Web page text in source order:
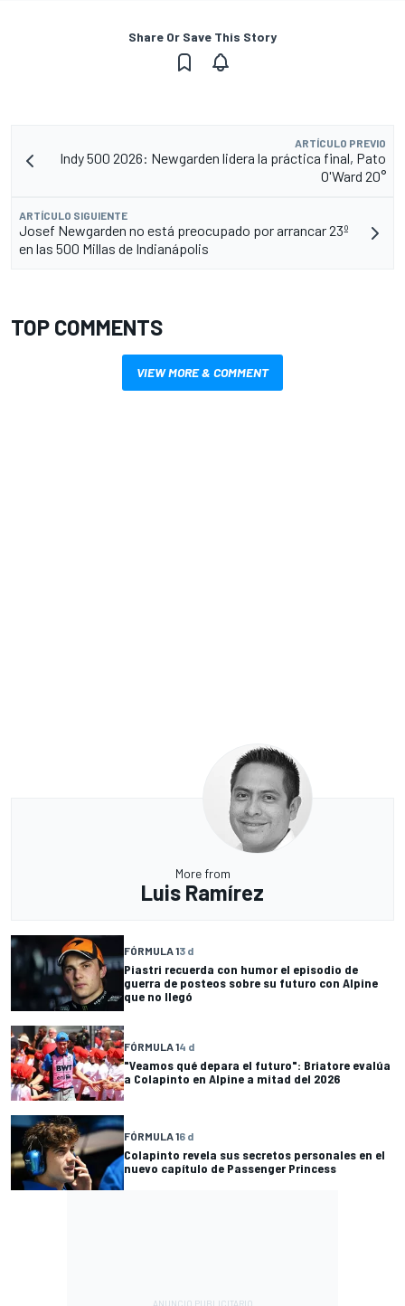
Share Or Save This Story
ARTÍCULO PREVIO
Indy 500 2026: Newgarden lidera la práctica final, Pato
O'Ward 20°
ARTÍCULO SIGUIENTE
Josef Newgarden no está preocupado por arrancar 23º
en las 500 Millas de Indianápolis
TOP COMMENTS
VIEW MORE & COMMENT
More from
Luis Ramírez
FÓRMULA 13 d
Piastri recuerda con humor el episodio de
guerra de posteos sobre su futuro con Alpine
que no llegó
FÓRMULA 14 d
"Veamos qué depara el futuro": Briatore evalúa
a Colapinto en Alpine a mitad del 2026
FÓRMULA 16 d
Colapinto revela sus secretos personales en el
nuevo capítulo de Passenger Princess